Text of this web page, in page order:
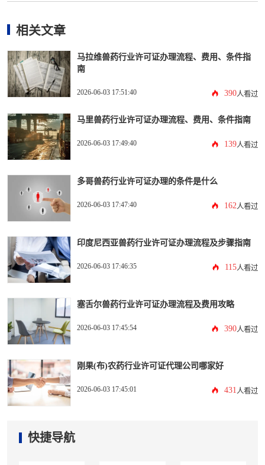
相关文章
马拉维兽药行业许可证办理流程、费用、条件指
南
2026-06-03 17:51:40 390人看过
马里兽药行业许可证办理流程、费用、条件指南
2026-06-03 17:49:40 139人看过
多哥兽药行业许可证办理的条件是什么
2026-06-03 17:47:40 162 人看过
印度尼西亚兽药行业许可证办理流程及步骤指南
2026-06-03 17:46:35 115人看过
塞舌尔兽药行业许可证办理流程及费用攻略
2026-06-03 17:45:54 390人看过
刚果(布)农药行业许可证代理公司哪家好
2026-06-03 17:45:01 431 人看过
快捷导航